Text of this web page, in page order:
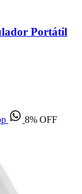
Portátil
8% OFF